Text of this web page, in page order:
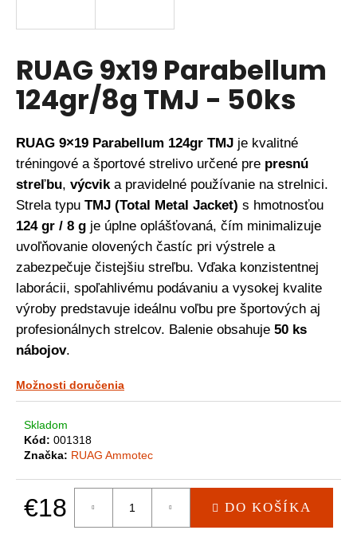
RUAG 9x19 Parabellum
124gr/8g TMJ - 50ks
RUAG 9×19 Parabellum 124gr TMJ je kvalitné
tréningové a športové strelivo určené pre presnú
streľbu, výcvik a pravidelné používanie na strelnici.
Strela typu TMJ (Total Metal Jacket) s hmotnosťou
124 gr / 8 g je úplne oplášťovaná, čím minimalizuje
uvoľňovanie olovených častíc pri výstrele a
zabezpečuje čistejšiu streľbu. Vďaka konzistentnej
laborácii, spoľahlivému podávaniu a vysokej kvalite
výroby predstavuje ideálnu voľbu pre športových aj
profesionálnych strelcov. Balenie obsahuje 50 ks
nábojov.
Možnosti doručenia
Skladom
Kód: 001318
Značka: RUAG Ammotec
€18
Jednotková
DO KOŠÍKA
s
ť
?
HĽADAŤ
O
d
p
o
r
ú
č
a
m
e